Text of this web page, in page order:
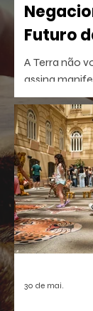
Futuro
A Terra não vota. Não
assina
palanques.
esquecê-la.
30 de mai.